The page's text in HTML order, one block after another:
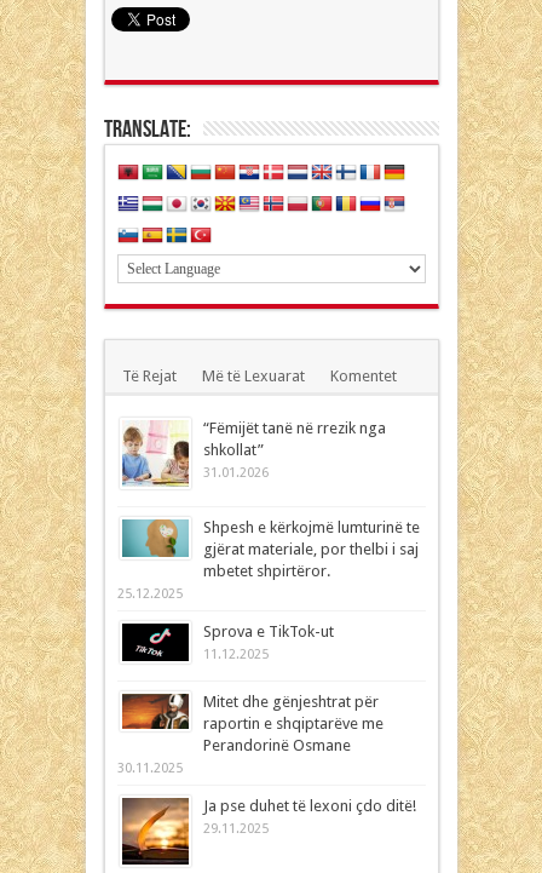
Translate:
Të Rejat Më të Lexuarat Komentet
“Fëmijët tanë në rrezik nga
shkollat”
31.01.2026
Shpesh e kërkojmë lumturinë te
gjërat materiale, por thelbi i saj
mbetet shpirtëror.
25.12.2025
Sprova e TikTok-ut
11.12.2025
Mitet dhe gënjeshtrat për
raportin e shqiptarëve me
Perandorinë Osmane
30.11.2025
Ja pse duhet të lexoni çdo ditë!
29.11.2025